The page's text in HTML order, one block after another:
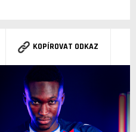
KOPÍROVAT ODKAZ